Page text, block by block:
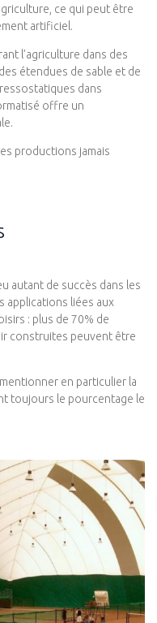
ce qui peut être
artificiel.
l’agriculture dans des
étendues de sable et de
dans
offre un
productions jamais
autant de succès dans les
applications liées aux
: plus de 70% de
construites peuvent être
en particulier la
toujours le pourcentage le